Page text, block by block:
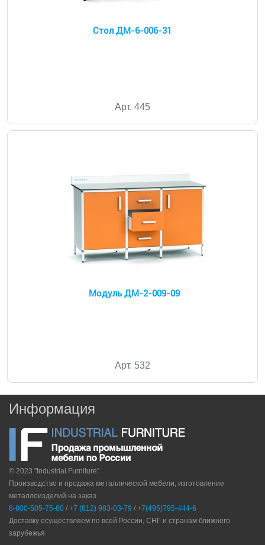
Стол ДМ-6-006-31
Арт. 445
Модуль ДМ-2-009-09
Арт. 532
Информация
© 2023 "Industrial Furniture"
Производство и продажа металлической мебели, изготовление
металлоизделий на заказ
8-800-505-75-80 / +7 (812) 983-03-79 / +7(495)795-444-6
Доставку осуществляем по всей России, СНГ и странам ближнего
зарубежья